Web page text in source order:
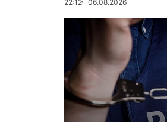
22:12 06.08.2026